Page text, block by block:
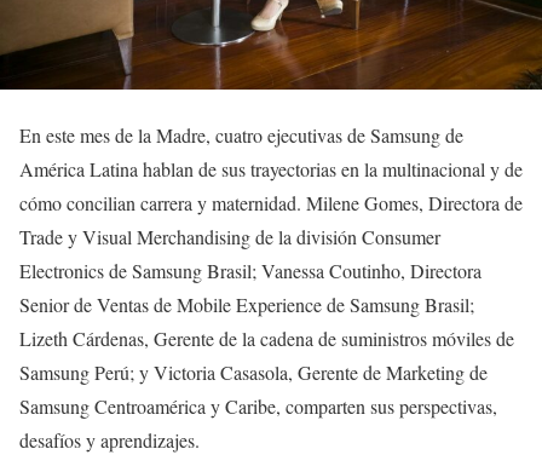
En este mes de la Madre, cuatro ejecutivas de Samsung de
América Latina hablan de sus trayectorias en la multinacional y de
cómo concilian carrera y maternidad. Milene Gomes, Directora de
Trade y Visual Merchandising de la división Consumer
Electronics de Samsung Brasil; Vanessa Coutinho, Directora
Senior de Ventas de Mobile Experience de Samsung Brasil;
Lizeth Cárdenas, Gerente de la cadena de suministros móviles de
Samsung Perú; y Victoria Casasola, Gerente de Marketing de
Samsung Centroamérica y Caribe, comparten sus perspectivas,
desafíos y aprendizajes.